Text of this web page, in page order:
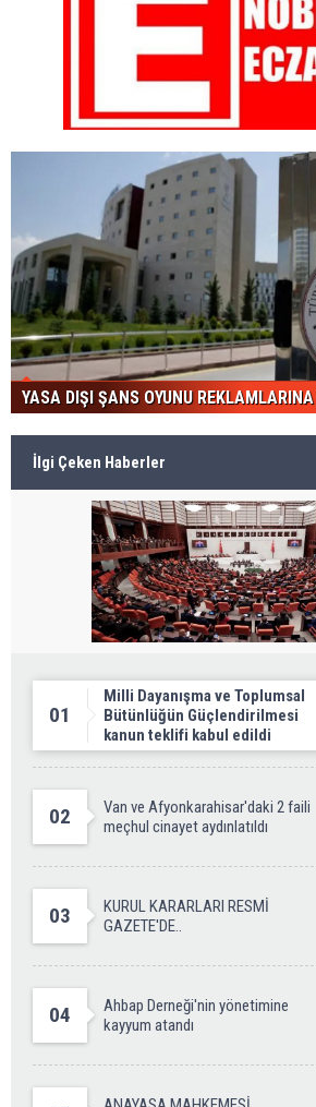
YASA DIŞI ŞANS OYUNU
İlgi Çeken Haberler
01
Milli Dayanışma ve Toplumsal
Bütünlüğün Güçlendirilmesi
kanun teklifi kabul edildi
02
Van ve Afyonkarahisar'daki 2 faili
meçhul cinayet aydınlatıldı
03
KURUL KARARLARI RESMİ
GAZETE'DE..
04
Ahbap Derneği'nin yönetimine
kayyum atandı